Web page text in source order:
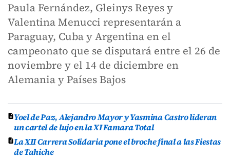
Paula Fernández, Gleinys Reyes y
Valentina Menucci representarán a
Paraguay, Cuba y Argentina en el
campeonato que se disputará entre el 26 de
noviembre y el 14 de diciembre en
Alemania y Países Bajos
Yoel de Paz, Alejandro Mayor y Yasmina Castro lideran
un cartel de lujo en la XI Famara Total
La XII Carrera Solidaria pone el broche final a las Fiestas
de Tahiche